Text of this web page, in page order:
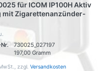
für ICOM IP100H Aktiv
mit Zigarettenanzünder-
730025_027197
197,00 Gramm
zzgl. Versandkosten